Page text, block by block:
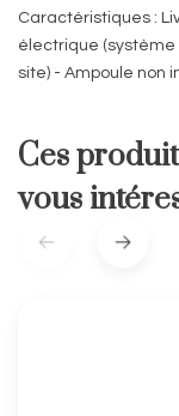
Caractéristiques :
électrique
site) - Ampoule non
Ces
vous